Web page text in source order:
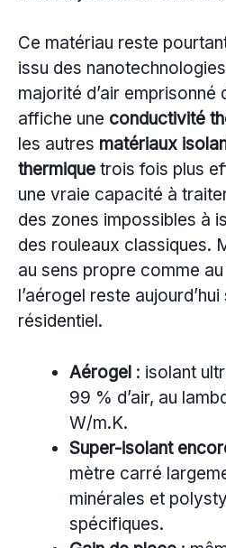
Ce matériau reste
issu des
majorité d’air
affiche une conductivité
les autres matériaux
thermique trois fois plus
une vraie capacité à
des zones impossibles à
des rouleaux classiques.
au sens propre comme au
l’aérogel reste
résidentiel.
Aérogel : isolant
99 % d’air, au
W/m.K.
Super-isolant
mètre carré
minérales et
spécifiques.